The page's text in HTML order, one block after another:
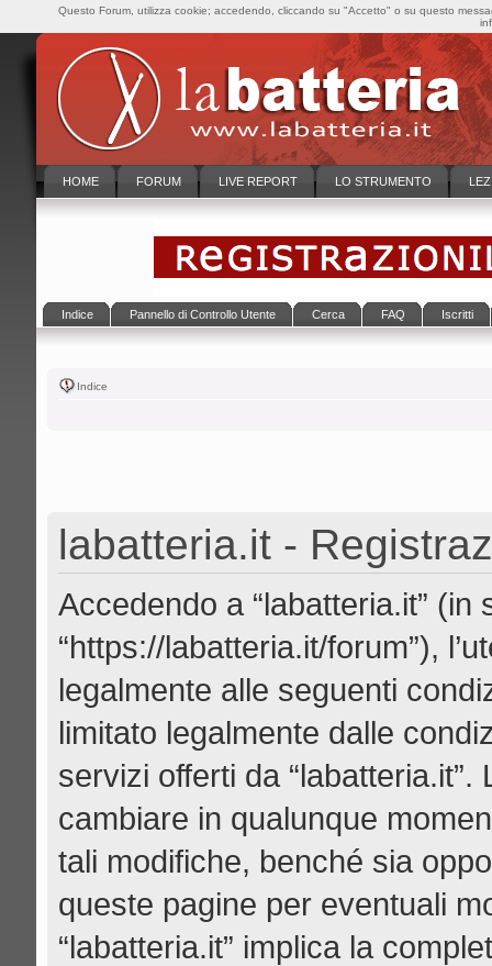
HOME FORUM LIVE REPORT LO STRUMENTO
Indice Pannello di Controllo Utente Cerca FAQ Iscritti
Indice
labatteria.it -
Accedendo a “labatteria.it” (in
“https://labatteria.it/forum”),
legalmente alle seguenti
limitato legalmente dalle
servizi offerti da
cambiare in qualunque
tali modifiche, benché sia
queste pagine per eventuali
“labatteria.it” implica la
Questo Forum, utilizza cookie; accedendo, cliccando su "Accetto" o su questo